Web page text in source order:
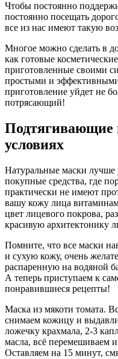
Чтобы постоянно
постоянно посещать
все из нас имеют такую
Многое можно сделать в
как готовые
приготовленные своими
простыми и
приготовление уйдет не
потрясающий!
Подтягивающие
условиях
Натуральные маски
покупные средства, где
практически не имеют
вашу кожу лица
цвет лицевого покрова,
красивую архитектонику
Помните, что все маски
и сухую кожу, очень
распаренную на водяной
А теперь приступаем к
понравившиеся рецепты!
Маска из мякоти томата.
снимаем кожицу и
ложечку крахмала, 2-3
масла, всё перемешиваем
Оставляем на 15 минут,